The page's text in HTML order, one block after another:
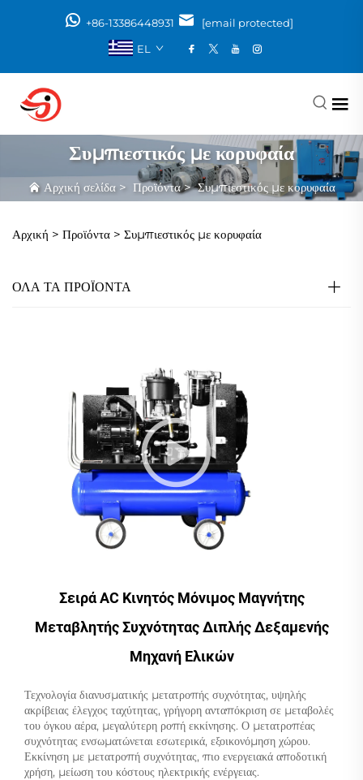
+86-13386448931
[email protected]
EL
Συμπιεστικός με κορυφαία
Αρχική σελίδα> Προϊόντα>Συμπιεστικός με κορυφαία
Αρχική > Προϊόντα > Συμπιεστικός με κορυφαία
ΟΛΑ ΤΑ ΠΡΟΪΟΝΤΑ
Σειρά AC Κινητός Μόνιμος Μαγνήτης
Μεταβλητής Συχνότητας Διπλής Δεξαμενής
Μηχανή Ελικών
Τεχνολογία διανυσματικής μετατροπής συχνότητας, υψηλής
ακρίβειας έλεγχος ταχύτητας, γρήγορη ανταπόκριση σε μεταβολές
του όγκου αέρα, μεγαλύτερη ροπή εκκίνησης. Ο μετατροπέας
συχνότητας ενσωματώνεται εσωτερικά, εξοικονόμηση χώρου.
Εκκίνηση με μετατροπή συχνότητας, πιο ενεργειακά αποδοτική
χρήση, μείωση του κόστους ηλεκτρικής ενέργειας.